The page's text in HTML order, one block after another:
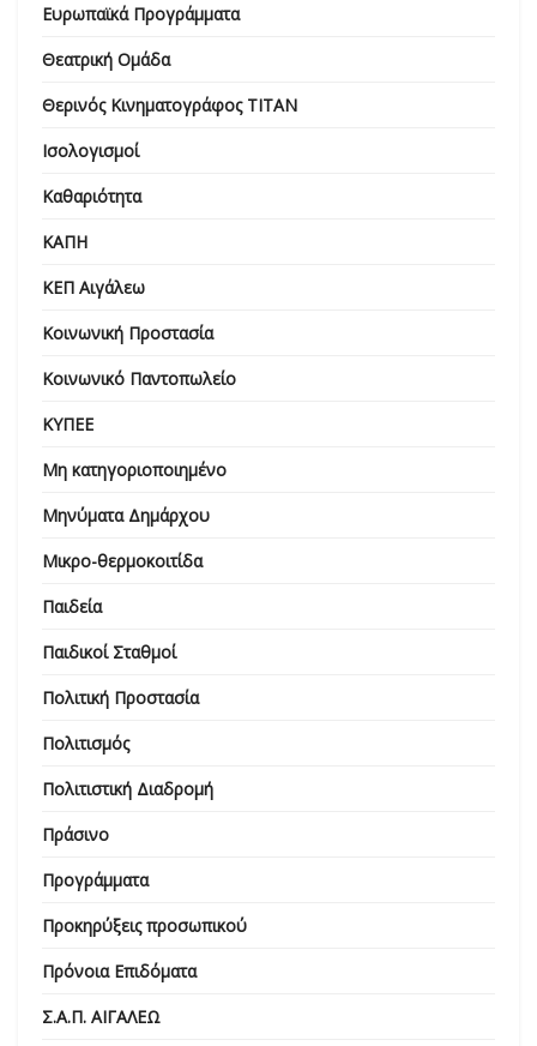
Ευρωπαϊκά Προγράμματα
Θεατρική Ομάδα
Θερινός Κινηματογράφος ΤΙΤΑΝ
Ισολογισμοί
Καθαριότητα
ΚΑΠΗ
ΚΕΠ Αιγάλεω
Κοινωνική Προστασία
Κοινωνικό Παντοπωλείο
ΚΥΠΕΕ
Μη κατηγοριοποιημένο
Μηνύματα Δημάρχου
Μικρο-θερμοκοιτίδα
Παιδεία
Παιδικοί Σταθμοί
Πολιτική Προστασία
Πολιτισμός
Πολιτιστική Διαδρομή
Πράσινο
Προγράμματα
Προκηρύξεις προσωπικού
Πρόνοια Επιδόματα
Σ.Α.Π. ΑΙΓΑΛΕΩ